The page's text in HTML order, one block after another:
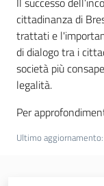
cittadinanza di
trattati e
di dialogo tra i
società più
legalità.
Per
Ultimo aggiornamento: